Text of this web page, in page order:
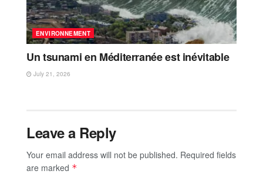
ENVIRONNEMENT
Un tsunami en Méditerranée est inévitable
July 21, 2026
Leave a Reply
Your email address will not be published. Required fields
are marked *